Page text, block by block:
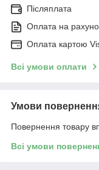
Післяплата
Оплата на
Оплата картою
Всі умови оплати
Умови
Повернення товару
Всі умови